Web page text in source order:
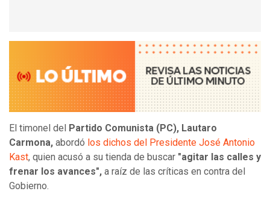
El timonel del Partido Comunista (PC), Lautaro
Carmona, abordó los dichos del Presidente José Antonio
Kast, quien acusó a su tienda de buscar "agitar las calles y
frenar los avances", a raíz de las críticas en contra del
Gobierno.